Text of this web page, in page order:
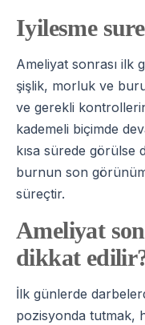
Iyilesme
Ameliyat sonrası ilk
şişlik, morluk ve
ve gerekli
kademeli biçimde
kısa sürede görülse
burnun son
süreçtir.
Ameliyat
dikkat
İlk günlerde
pozisyonda tutmak,